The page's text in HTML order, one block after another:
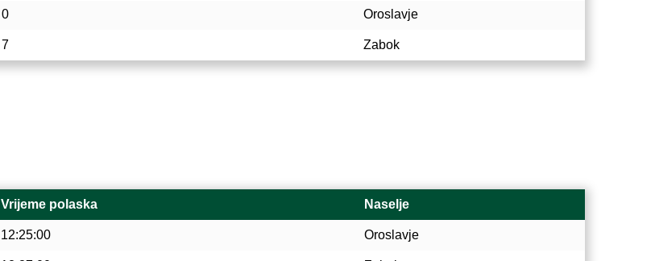
0 Oroslavje
7 Zabok
Vrijeme polaska Naselje
12:25:00 Oroslavje